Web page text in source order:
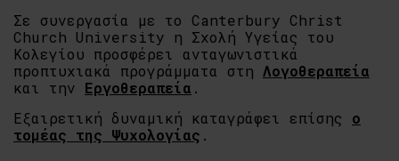
Σε συνεργασία με το Canterbury Christ
Church University η Σχολή Υγείας του
Κολεγίου προσφέρει ανταγωνιστικά
προπτυχιακά προγράμματα στη Λογοθεραπεία
και την Εργοθεραπεία .
Εξαιρετική δυναμική καταγράφει επίσης ο
τομέας της Ψυχολογίας .